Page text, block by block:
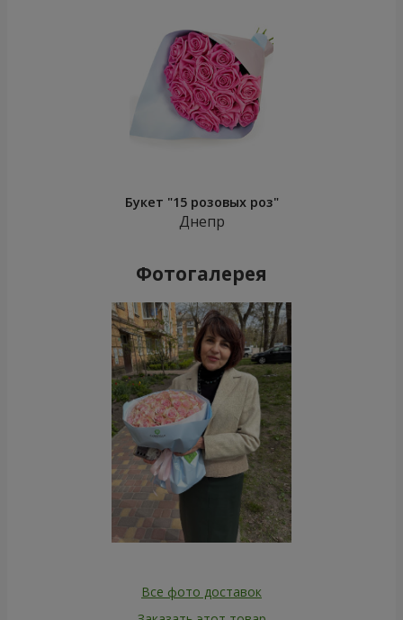
Букет "15 розовых роз"
Днепр
Фотогалерея
Все фото доставок